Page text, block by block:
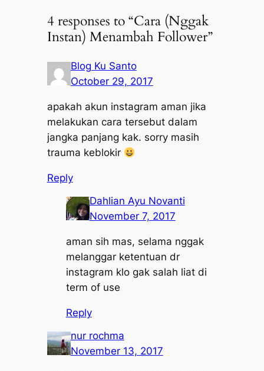
4 responses to “Cara (Nggak
Instan) Menambah Follower”
Blog Ku Santo
October 29, 2017
apakah akun instagram aman jika
melakukan cara tersebut dalam
jangka panjang kak. sorry masih
trauma keblokir
Reply
Dahlian Ayu Novanti
November 7, 2017
aman sih mas, selama nggak
melanggar ketentuan dr
instagram klo gak salah liat di
term of use
Reply
nur rochma
November 13, 2017